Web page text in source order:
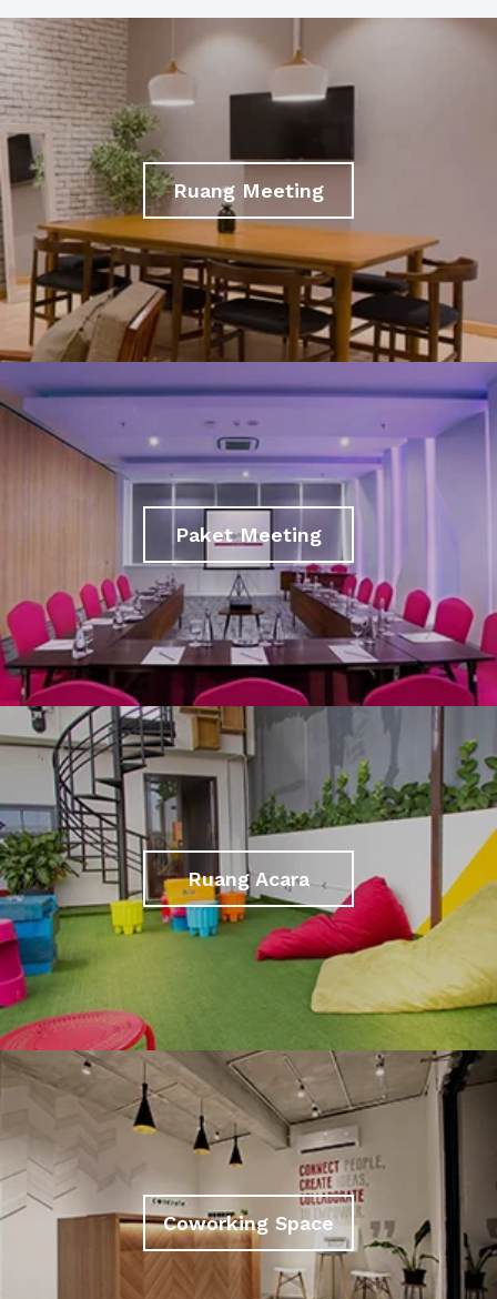
Ruang Meeting
Paket Meeting
Ruang Acara
Coworking Space